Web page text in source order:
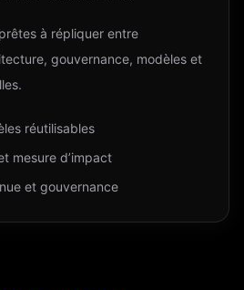
à répliquer entre
gouvernance, modèles et
réutilisables
mesure d’impact
et gouvernance